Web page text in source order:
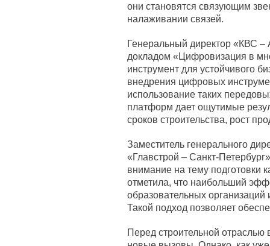
они становятся связующим
налаживании связей.
Генеральный директор «КВС
докладом «Цифровизация в
инструмент для устойчивого
внедрения цифровых
использование таких
платформ дает ощутимые
сроков строительства, рост
Заместитель генерального
«Главстрой – Санкт-
внимание на тему подготовки
отметила, что наибольший
образовательных
Такой подход позволяет
Перед строительной отраслью